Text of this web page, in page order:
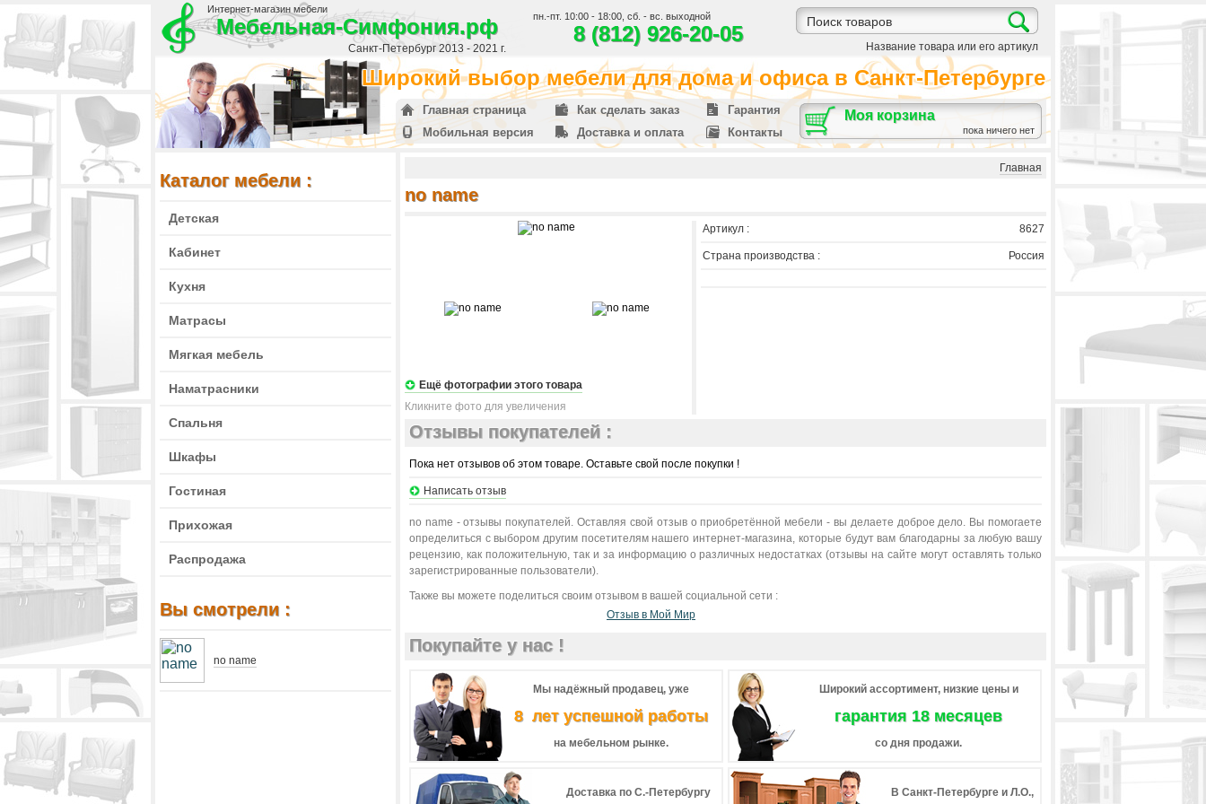
Интернет-магазин мебели
Мебельная-Симфония.рф
Санкт-Петербург 2013 - 2021 г.
пн.-пт. 10:00 - 18:00, сб. - вс. выходной
8 (812) 926-20-05
Название товара или его артикул
Широкий выбор мебели для дома и офиса в Санкт-Петербурге
Главная страница Как сделать заказ
Гарантия
Мобильная версия
Доставка и оплата Контакты
Моя корзина
пока ничего нет
Каталог мебели :
Детская
Кабинет
Кухня
Матрасы
Мягкая мебель
Наматрасники
Спальня
Шкафы
Гостиная
Прихожая
Распродажа
Вы смотрели :
no name
Главная
no name
Ещё фотографии этого товара
Кликните фото для увеличения
Артикул : 8627
Страна производства : Россия
Отзывы покупателей :
Пока нет отзывов об этом товаре. Оставьте свой после покупки !
Написать отзыв
no name - отзывы покупателей. Оставляя свой отзыв о приобретённой мебели - вы делаете доброе дело. Вы помогаете
определиться с выбором другим посетителям нашего интернет-магазина, которые будут вам благодарны за любую вашу
рецензию, как положительную, так и за информацию о различных недостатках (отзывы на сайте могут оставлять только
зарегистрированные пользователи).
Также вы можете поделиться своим отзывом в вашей социальной сети :
Отзыв в Мой Мир
Покупайте у нас !
Мы надёжный продавец, уже
8 лет успешной работы
на мебельном рынке.
Широкий ассортимент, низкие цены и
гарантия 18 месяцев
со дня продажи.
Доставка по С.-Петербургу В Санкт-Петербурге и Л.О.,